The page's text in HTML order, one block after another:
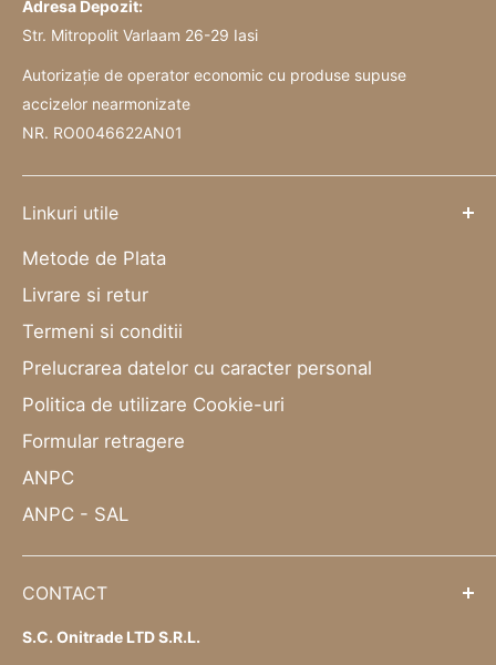
Adresa Depozit:
Str. Mitropolit Varlaam 26-29 Iasi
Autorizație de operator economic cu produse supuse
accizelor nearmonizate
NR. RO0046622AN01
Linkuri utile
Metode de Plata
Livrare si retur
Termeni si conditii
Prelucrarea datelor cu caracter personal
Politica de utilizare Cookie-uri
Formular retragere
ANPC
ANPC - SAL
CONTACT
S.C. Onitrade LTD S.R.L.